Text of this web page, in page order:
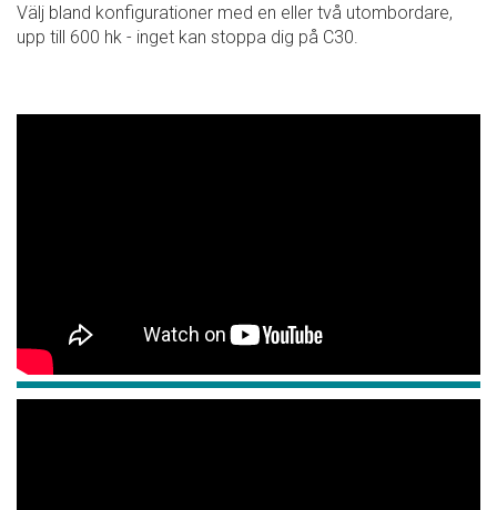
Välj bland konfigurationer med en eller två utombordare,
upp till 600 hk - inget kan stoppa dig på C30.